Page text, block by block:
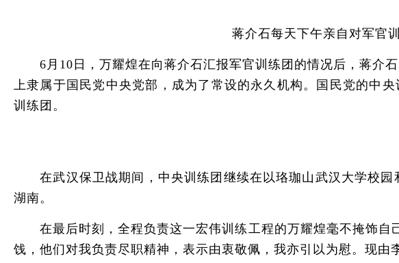
蒋介石每天下午亲自对军官
6月10日，万耀煌在向蒋介石汇报军官训练团的情况后，蒋介石
上隶属于国民党中央党部，成为了常设的永久机构。国民党的中
训练团。
在武汉保卫战期间，中央训练团继续在以珞珈山武汉大学校园
湖南。
在最后时刻，全程负责这一宏伟训练工程的万耀煌毫不掩饰自
饯，他们对我负责尽职精神，表示由衷敬佩，我亦引以为慰。现